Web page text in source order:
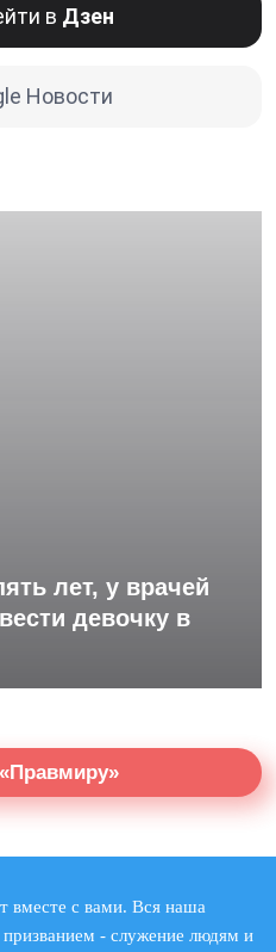
в Дзен
Новости
лет, у врачей
девочку в
вместе с вами. Вся наша
- служение людям и